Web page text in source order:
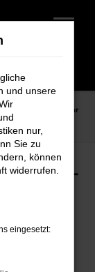
Schmidt + Koch - Ihr
+ Koch -
all Ihre
an
und unsere
nur,
Sie zu
können
widerrufen.
eingesetzt: